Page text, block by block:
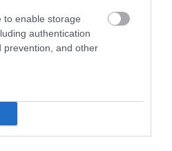
to enable storage
authentication
prevention, and other